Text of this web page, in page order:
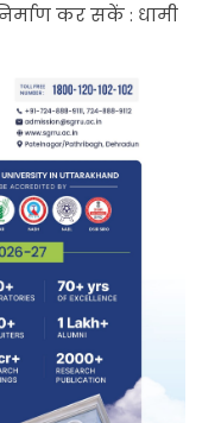
कर सकें : धामी